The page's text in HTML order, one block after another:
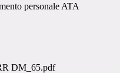
personale ATA
DM_65.pdf